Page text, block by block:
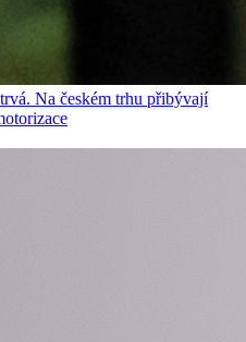
Na českém trhu přibývají